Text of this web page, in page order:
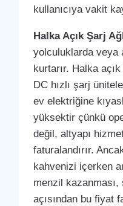
kullanıcıya vakit
Halka Açık Şarj
yolculuklarda veya
kurtarır. Halka
DC hızlı şarj
ev elektriğine
yüksektir çünkü
değil, altyapı
faturalandırır.
kahvenizi içerken
menzil kazanması,
açısından bu fiyat